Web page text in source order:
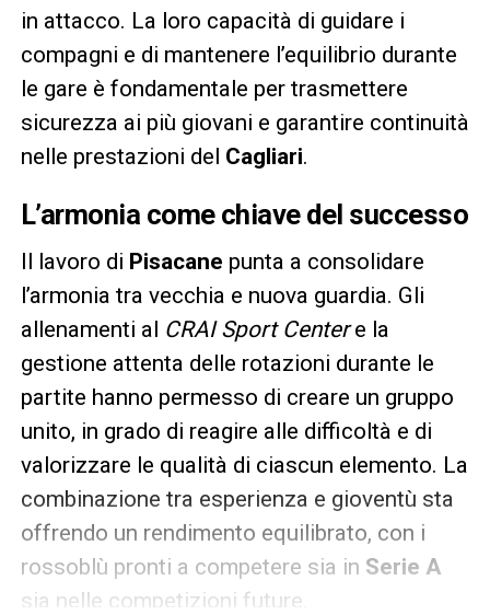
in attacco. La loro capacità di guidare i
compagni e di mantenere l’equilibrio durante
le gare è fondamentale per trasmettere
sicurezza ai più giovani e garantire continuità
nelle prestazioni del Cagliari.
L’armonia come chiave del successo
Il lavoro di Pisacane punta a consolidare
l’armonia tra vecchia e nuova guardia. Gli
allenamenti al CRAI Sport Centere la
gestione attenta delle rotazioni durante le
partite hanno permesso di creare un gruppo
unito, in grado di reagire alle difficoltà e di
valorizzare le qualità di ciascun elemento. La
combinazione tra esperienza e gioventù sta
offrendo un rendimento equilibrato, con i
rossoblù pronti a competere sia in Serie A
sia nelle competizioni future.